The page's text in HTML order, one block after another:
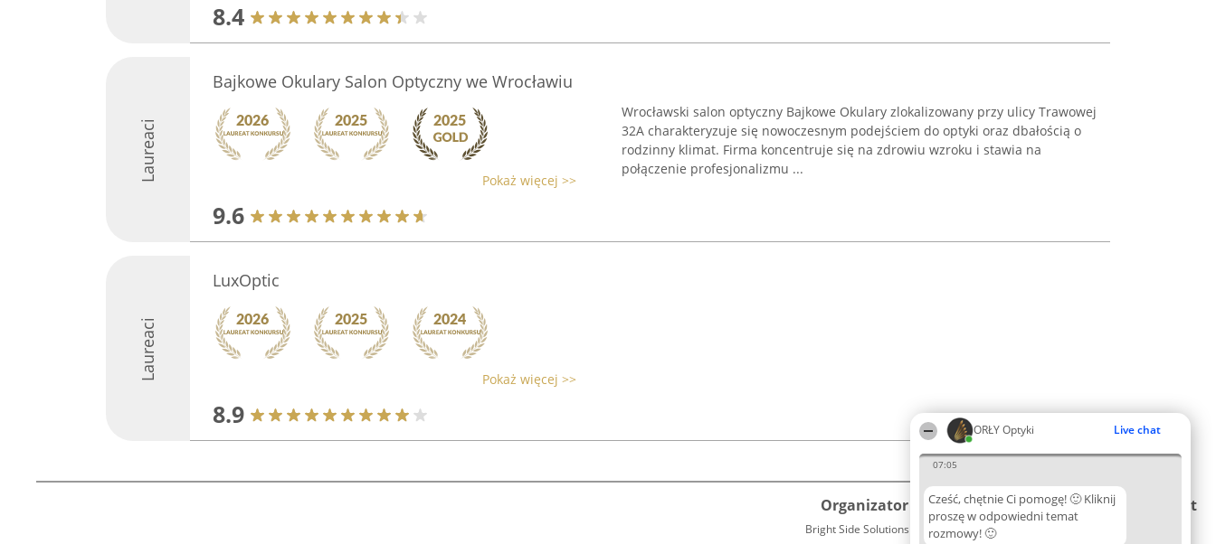
ORŁY Optyki Live chat
07:05
Cześć, chętnie Ci pomogę! 🙂 Kliknij
proszę w odpowiedni temat
rozmowy! 🙂
8.4
Laureaci
Bajkowe Okulary Salon Optyczny we Wrocławiu
Pokaż więcej >>
9.6
Wrocławski salon optyczny Bajkowe Okulary zlokalizowany przy ulicy Trawowej
32A charakteryzuje się nowoczesnym podejściem do optyki oraz dbałością o
rodzinny klimat. Firma koncentruje się na zdrowiu wzroku i stawia na
połączenie profesjonalizmu ...
Laureaci
LuxOptic
Pokaż więcej >>
8.9
Organizator plebiscytu
Bright Side Solutions sp. z o. o. sp. k.
Plebiscyt Kontakt